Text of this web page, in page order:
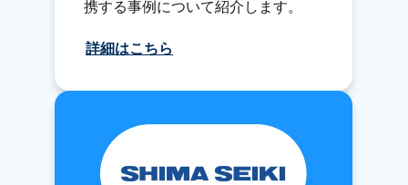
携する事例について紹介します。
詳細はこちら